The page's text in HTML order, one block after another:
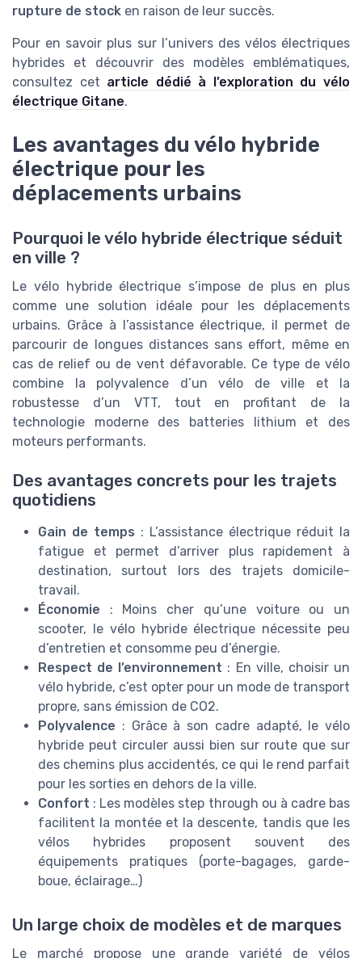
rupture de stock en raison de leur succès.
Pour en savoir plus sur l’univers des vélos électriques
hybrides et découvrir des modèles emblématiques,
consultez cet article dédié à l’exploration du vélo
électrique Gitane.
Les avantages du vélo hybride
électrique pour les
déplacements urbains
Pourquoi le vélo hybride électrique séduit
en ville ?
Le vélo hybride électrique s’impose de plus en plus
comme une solution idéale pour les déplacements
urbains. Grâce à l’assistance électrique, il permet de
parcourir de longues distances sans effort, même en
cas de relief ou de vent défavorable. Ce type de vélo
combine la polyvalence d’un vélo de ville et la
robustesse d’un VTT, tout en profitant de la
technologie moderne des batteries lithium et des
moteurs performants.
Des avantages concrets pour les trajets
quotidiens
Gain de temps : L’assistance électrique réduit la
fatigue et permet d’arriver plus rapidement à
destination, surtout lors des trajets domicile-
travail.
Économie : Moins cher qu’une voiture ou un
scooter, le vélo hybride électrique nécessite peu
d’entretien et consomme peu d’énergie.
Respect de l’environnement : En ville, choisir un
vélo hybride, c’est opter pour un mode de transport
propre, sans émission de CO2.
Polyvalence : Grâce à son cadre adapté, le vélo
hybride peut circuler aussi bien sur route que sur
des chemins plus accidentés, ce qui le rend parfait
pour les sorties en dehors de la ville.
Confort : Les modèles step through ou à cadre bas
facilitent la montée et la descente, tandis que les
vélos hybrides proposent souvent des
équipements pratiques (porte-bagages, garde-
boue, éclairage…)
Un large choix de modèles et de marques
Le marché propose une grande variété de vélos